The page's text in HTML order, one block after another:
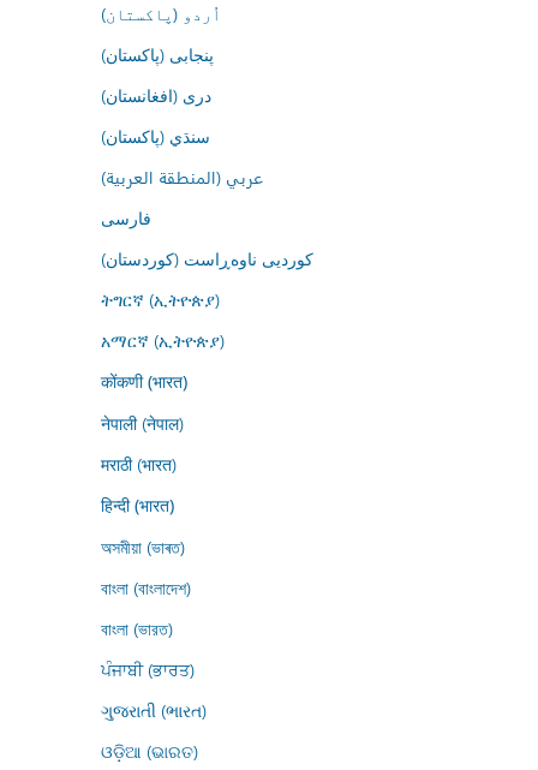
اُردو (پاکستان)
پنجابی (پاکستان)
درى (افغانستان)
سنڌي (پاکستان)
عربي (المنطقة العربية)
فارسى
کوردیی ناوەڕاست (کوردستان)
ትግርኛ (ኢትዮጵያ)
አማርኛ (ኢትዮጵያ)
कोंकणी (भारत)
नेपाली (नेपाल)
मराठी (भारत)
हिन्दी (भारत)
অসমীয়া (ভাৰত)
বাংলা (বাংলাদেশ)
বাংলা (ভারত)
ਪੰਜਾਬੀ (ਭਾਰਤ)
ગુજરાતી (ભારત)
ଓଡ଼ିଆ (ଭାରତ)